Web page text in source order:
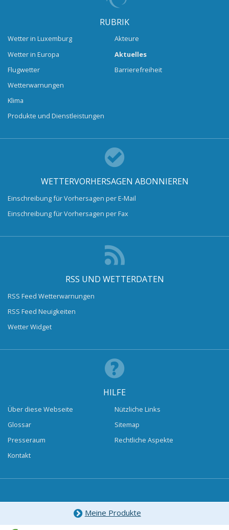
RUBRIK
Wetter in Luxemburg
Wetter in Europa
Flugwetter
Wetterwarnungen
Klima
Produkte und Dienstleistungen
Akteure
Aktuelles
Barrierefreiheit
WETTERVORHERSAGEN ABONNIEREN
Einschreibung für Vorhersagen per E-Mail
Einschreibung für Vorhersagen per Fax
RSS UND WETTERDATEN
RSS Feed Wetterwarnungen
RSS Feed Neuigkeiten
Wetter Widget
HILFE
Über diese Webseite
Glossar
Presseraum
Kontakt
Nützliche Links
Sitemap
Rechtliche Aspekte
Meine Produkte